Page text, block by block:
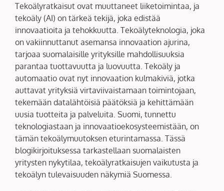
Tekoälyratkaisut ovat muuttaneet liiketoimintaa, ja
tekoäly (AI) on tärkeä tekijä, joka edistää
innovaatioita ja tehokkuutta. Tekoälyteknologia, joka
on vakiinnuttanut asemansa innovaation ajurina,
tarjoaa suomalaisille yrityksille mahdollisuuksia
parantaa tuottavuutta ja luovuutta. Tekoäly ja
automaatio ovat nyt innovaation kulmakiviä, jotka
auttavat yrityksiä virtaviivaistamaan toimintojaan,
tekemään datalähtöisiä päätöksiä ja kehittämään
uusia tuotteita ja palveluita. Suomi, tunnettu
teknologiastaan ja innovaatioekosysteemistään, on
tämän tekoälymuutoksen eturintamassa. Tässä
blogikirjoituksessa tarkastellaan suomalaisten
yritysten nykytilaa, tekoälyratkaisujen vaikutusta ja
tekoälyn tulevaisuuden näkymiä Suomessa.